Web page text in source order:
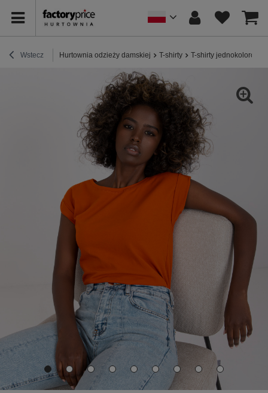
Wstecz Hurtownia odzieży damskiej T-shirty T-shirty jednokolorowe